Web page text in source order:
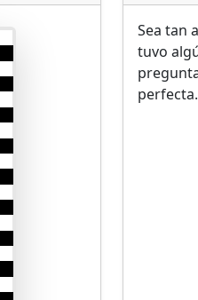
Sea tan
tuvo
perfecta.